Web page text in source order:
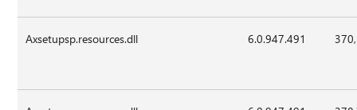
Axsetupsp.resources.dll 6.0.947.491